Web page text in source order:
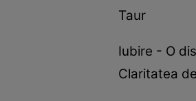
Taur
Iubire - O
Claritatea